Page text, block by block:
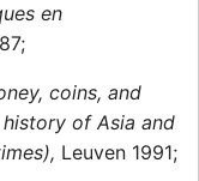
en
coins, and
of Asia and
Leuven 1991;